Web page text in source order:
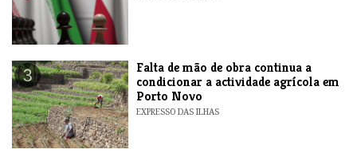
3
Falta de mão de obra continua a
condicionar a actividade agrícola em
Porto Novo
EXPRESSO DAS ILHAS